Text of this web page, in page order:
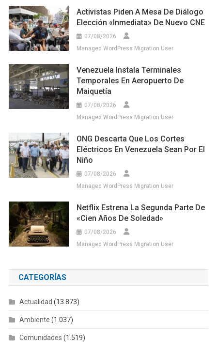
Activistas Piden A Mesa De Diálogo
Elección «inmediata» De Nuevo CNE
07/08/2026
Managed WordPress Migration User
Venezuela Instala Terminales
Temporales En Aeropuerto De
Maiquetía
07/08/2026
Managed WordPress Migration User
ONG Descarta Que Los Cortes
Eléctricos En Venezuela Sean Por El
Niño
07/08/2026
Managed WordPress Migration User
Netflix Estrena La Segunda Parte De
«Cien Años De Soledad»
07/08/2026
Managed WordPress Migration User
CATEGORÍAS
Actualidad (13.873)
Ambiente (1.037)
Comunidades (1.519)